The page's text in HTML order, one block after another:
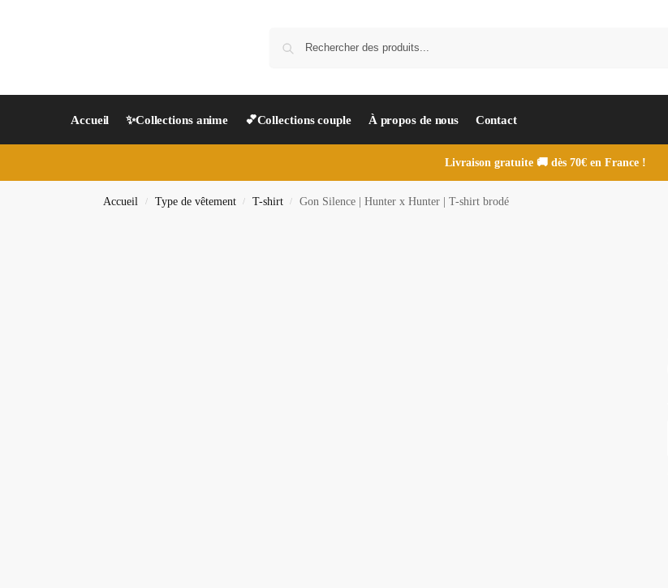
Accueil ✨Collections anime 💕Collections couple À propos de nous Contact
Livraison gratuite 🚚 dès 70€ en France !
Accueil / Type de vêtement / T-shirt / Gon Silence | Hunter x Hunter | T-shirt brodé